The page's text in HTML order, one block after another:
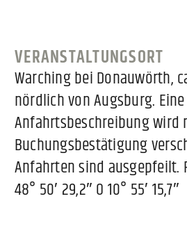
VERANSTALTUNGSORT
Warching bei Donauwörth,
nördlich von Augsburg. Eine
Anfahrtsbeschreibung wird
Buchungsbestätigung
Anfahrten sind ausgepfeilt.
48° 50′ 29,2″ O 10° 55′ 15,7″